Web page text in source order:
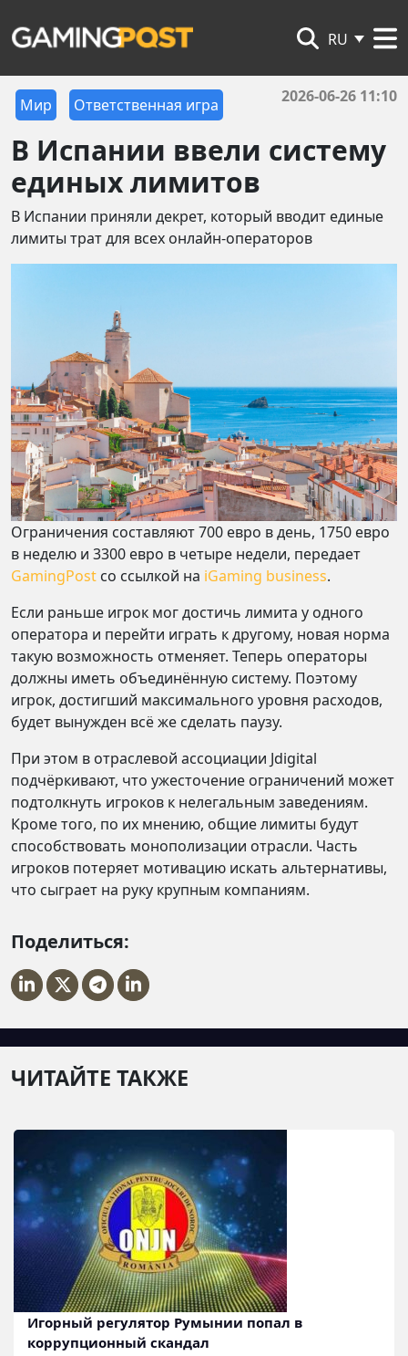
RU
Мир Ответственная игра 2026-06-26 11:10
В Испании ввели систему
единых лимитов
В Испании приняли декрет, который вводит единые
лимиты трат для всех онлайн-операторов
Ограничения составляют 700 евро в день, 1750 евро
в неделю и 3300 евро в четыре недели, передает
GamingPost со ссылкой на iGaming business.
Если раньше игрок мог достичь лимита у одного
оператора и перейти играть к другому, новая норма
такую возможность отменяет. Теперь операторы
должны иметь объединённую систему. Поэтому
игрок, достигший максимального уровня расходов,
будет вынужден всё же сделать паузу.
При этом в отраслевой ассоциации Jdigital
подчёркивают, что ужесточение ограничений может
подтолкнуть игроков к нелегальным заведениям.
Кроме того, по их мнению, общие лимиты будут
способствовать монополизации отрасли. Часть
игроков потеряет мотивацию искать альтернативы,
что сыграет на руку крупным компаниям.
Поделиться:
ЧИТАЙТЕ ТАКЖЕ
Игорный регулятор Румынии попал в
коррупционный скандал